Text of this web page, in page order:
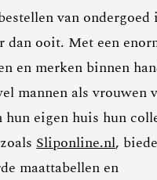
van
dan ooit. Met een
en merken binnen
mannen als vrouwen
hun eigen huis hun
Sliponline.nl,
maattabellen en